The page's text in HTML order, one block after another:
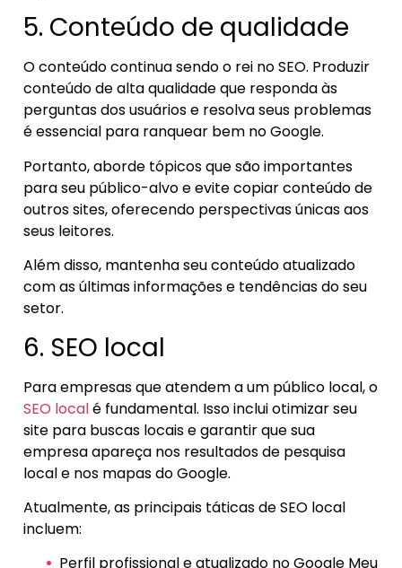
5. Conteúdo de qualidade
O conteúdo continua sendo o rei no SEO. Produzir
conteúdo de alta qualidade que responda às
perguntas dos usuários e resolva seus problemas
é essencial para ranquear bem no Google.
Portanto, aborde tópicos que são importantes
para seu público-alvo e evite copiar conteúdo de
outros sites, oferecendo perspectivas únicas aos
seus leitores.
Além disso, mantenha seu conteúdo atualizado
com as últimas informações e tendências do seu
setor.
6. SEO local
Para empresas que atendem a um público local, o
SEO localé fundamental. Isso inclui otimizar seu
site para buscas locais e garantir que sua
empresa apareça nos resultados de pesquisa
local e nos mapas do Google.
Atualmente, as principais táticas de SEO local
incluem:
Perfil profissional e atualizado no Google Meu